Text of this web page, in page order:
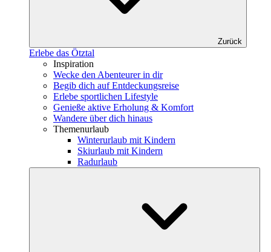
Zurück
Erlebe das Ötztal
Inspiration
Wecke den Abenteurer in dir
Begib dich auf Entdeckungsreise
Erlebe sportlichen Lifestyle
Genieße aktive Erholung & Komfort
Wandere über dich hinaus
Themenurlaub
Winterurlaub mit Kindern
Skiurlaub mit Kindern
Radurlaub